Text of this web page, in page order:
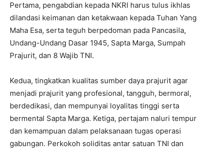
Pertama, pengabdian kepada NKRI harus tulus ikhlas
dilandasi keimanan dan ketakwaan kepada Tuhan Yang
Maha Esa, serta teguh berpedoman pada Pancasila,
Undang-Undang Dasar 1945, Sapta Marga, Sumpah
Prajurit, dan 8 Wajib TNI.
Kedua, tingkatkan kualitas sumber daya prajurit agar
menjadi prajurit yang profesional, tangguh, bermoral,
berdedikasi, dan mempunyai loyalitas tinggi serta
bermental Sapta Marga. Ketiga, pertajam naluri tempur
dan kemampuan dalam pelaksanaan tugas operasi
gabungan. Perkokoh soliditas antar satuan TNI dan